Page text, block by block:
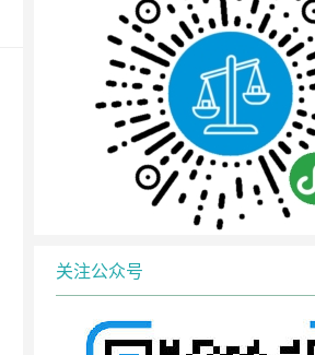
关注公众号